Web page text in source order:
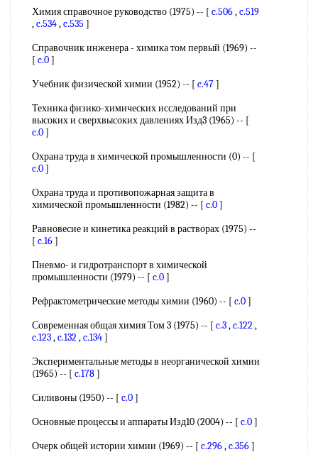
Химия справочное руководство (1975) -- [ c.506,c.519
,c.534,c.535 ]
Справочник инженера - химика том первый (1969) --
[ c.0]
Учебник физической химии (1952) -- [ c.47]
Техника физико-химических исследований при
высоких и сверхвысоких давлениях Изд3 (1965) -- [
c.0]
Охрана труда в химической промышленности (0) -- [
c.0]
Охрана труда и противопожарная защита в
химической промышленности (1982) -- [ c.0]
Равновесие и кинетика реакций в растворах (1975) --
[ c.16]
Пневмо- и гидротранспорт в химической
промышленности (1979) -- [ c.0]
Рефрактометрические методы химии (1960) -- [ c.0]
Современная общая химия Том 3 (1975) -- [ c.3,c.122,
c.123,c.132,c.134]
Экспериментальные методы в неорганической химии
(1965) -- [ c.178]
Силивоны (1950) -- [ c.0]
Основные процессы и аппараты Изд10 (2004) -- [ c.0]
Очерк общей истории химии (1969) -- [ c.296,c.356]